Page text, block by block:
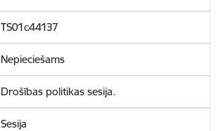
TS01c44137
Nepieciešams
Drošības politikas sesija.
Sesija